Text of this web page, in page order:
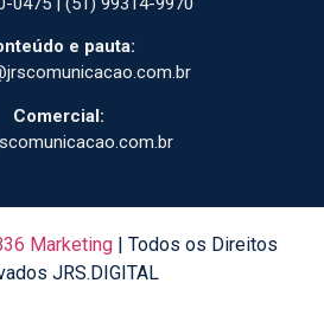
e pauta:
Comercial:
Marketing| Todos os Direitos
JRS.DIGITAL